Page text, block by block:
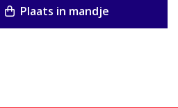
Plaats in mandje